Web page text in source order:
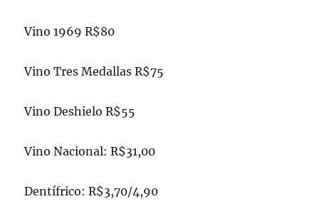
Vino 1969 R$80
Vino Tres Medallas R$75
Vino Deshielo R$55
Vino Nacional: R$31,00
Dentífrico: R$3,70/4,90